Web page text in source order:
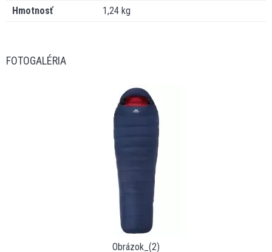
Hmotnosť
1,24 kg
FOTOGALÉRIA
Obrázok_(2)